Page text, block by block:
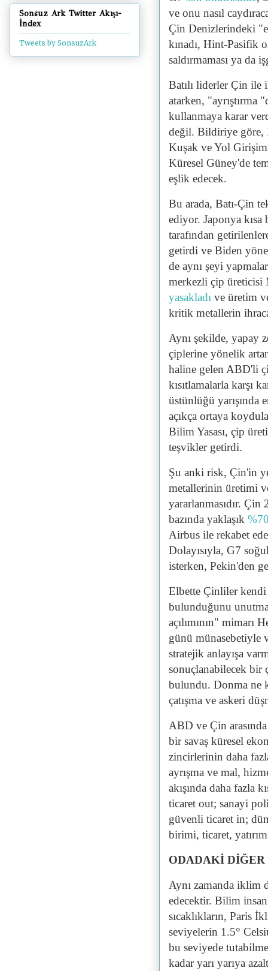
ve onu nasıl
Çin Denizlerindeki
kınadı, Hint-Pasifik
saldırmaması ya da
Batılı liderler Çin ile
atarken, "ayrıştırma
kullanmaya karar
değil. Bildiriye göre,
Kuşak ve Yol
Küresel Güney'de
eşlik edecek.
Bu arada, Batı-Çin
ediyor. Japonya kısa
tarafından
getirdi ve Biden
de aynı şeyi
merkezli çip üreticisi
yasakladı ve üretim
kritik metallerin
Aynı şekilde, yapay
çiplerine yönelik
haline gelen ABD'li
kısıtlamalarla karşı
üstünlüğü yarışında
açıkça ortaya
Bilim Yasası, çip
teşvikler getirdi.
Şu anki risk, Çin'in
metallerinin üretimi
yararlanmasıdır. Çin
bazında yaklaşık
Airbus ile rekabet
Dolayısıyla, G7
isterken, Pekin'den
Elbette Çinliler kendi
bulunduğunu
açılımının" mimarı
günü
stratejik anlayışa
sonuçlanabilecek bir
bulundu. Donma ne
çatışma ve askeri
ABD ve Çin
bir savaş küresel
zincirlerinin daha
ayrışma ve mal,
akışında daha fazla
ticaret out; sanayi
güvenli ticaret in;
birimi, ticaret,
ODADAKİ
Aynı zamanda iklim
edecektir. Bilim
sıcaklıkların, Paris
seviyelerin 1.5°
bu seviyede
kadar yarı yarıya
Sonsuz Ark Twitter Akışı-
İndex
Tweets by SonsuzArk